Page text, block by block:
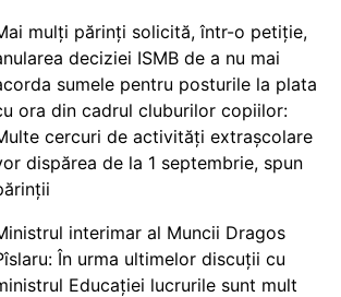
mulți părinți solicită, într-o petiție,
deciziei ISMB de a nu mai
sumele pentru posturile la plata
ora din cadrul cluburilor copiilor:
cercuri de activități extrașcolare
dispărea de la 1 septembrie, spun
interimar al Muncii Dragos
În urma ultimelor discuții cu
Educației lucrurile sunt mult